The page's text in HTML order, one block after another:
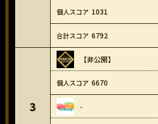
1031
6792
3
【非公開】
6670
-